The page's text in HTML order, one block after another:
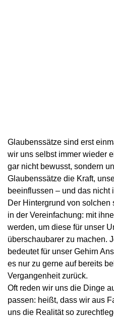
Glaubenssätze sind erst
wir uns selbst immer wieder
gar nicht bewusst, sondern
Glaubenssätze die Kraft,
beeinflussen – und das nicht
Der Hintergrund von
in der Vereinfachung: mit
werden, um diese für unser
überschaubarer zu machen.
bedeutet für unser Gehirn
es nur zu gerne auf bereits
Vergangenheit zurück.
Oft reden wir uns die Dinge
passen: heißt, dass wir aus
uns die Realität so